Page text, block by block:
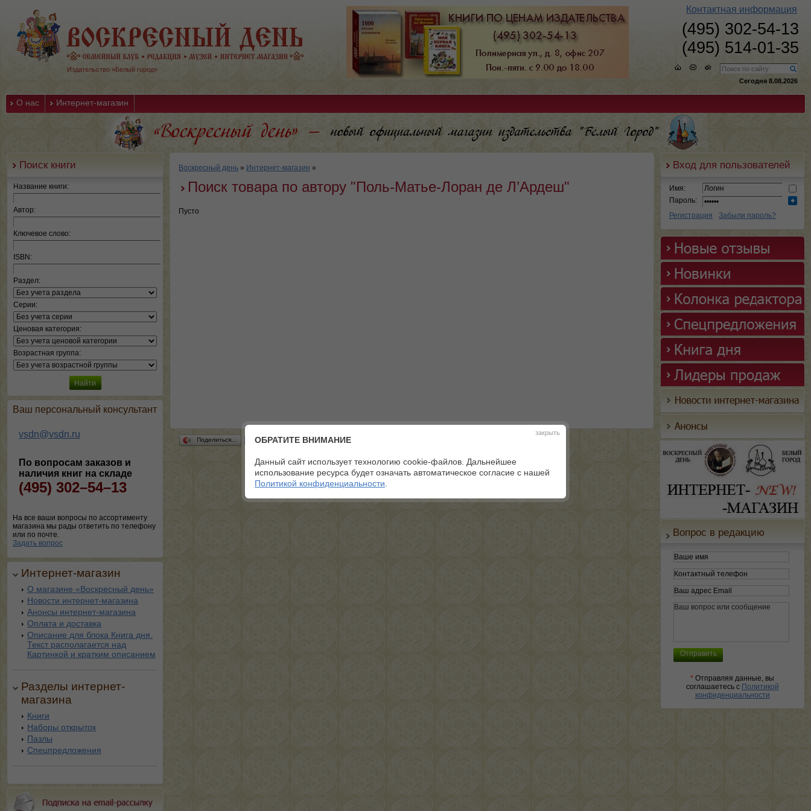
Издательство «Белый город»
Контактная информация
(495) 302-54-13
(495) 514-01-35
Сегодня 8.08.2026
О нас Интернет-магазин
Поиск книги
Название книги:
Автор:
Ключевое слово:
ISBN:
Раздел:
Серии:
Ценовая категория:
Возрастная группа:
Ваш персональный консультант
vsdn@vsdn.ru
По вопросам заказов и
наличия книг на складе
(495) 302–54–13
На все ваши вопросы по ассортименту
магазина мы рады ответить по телефону
или по почте.
Задать вопрос
Интернет-магазин
О магазине «Воскресный день»
Новости интернет-магазина
Анонсы интернет-магазина
Оплата и доставка
Описание для блока Книга дня.
Текст располагается над
Картинкой и кратким описанием
Разделы интернет-
магазина
Книги
Наборы открыток
Пазлы
Спецпредложения
Воскресный день » Интернет-магазин »
Поиск товара по автору "Поль-Матье-Лоран де Л’Ардеш"
Пусто
Поделиться…
Вход для пользователей
Имя:
Пароль:
Регистрация
Забыли пароль?
Вопрос в редакцию
* Отправляя данные, вы
соглашаетесь с Политикой
конфиденциальности
закрыть
ОБРАТИТЕ ВНИМАНИЕ
Данный сайт использует технологию cookie-файлов. Дальнейшее
использование ресурса будет означать автоматическое согласие с нашей
Политикой конфиденциальности